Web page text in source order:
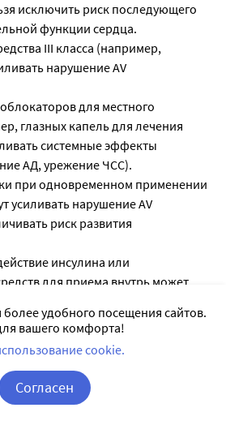
исключить риск последующего
функции сердца.
III класса (например,
нарушение AV
для местного
глазных капель для лечения
системные эффекты
АД, урежение ЧСС).
при одновременном применении
усиливать нарушение AV
риск развития
инсулина или
для приема внутрь может
или подавляться.
более вероятны при
бета-адреноблокаторов.
общей анестезии могут
действия,
удобного посещения сайтов.
вашего комфорта!
cookie.
Согласен